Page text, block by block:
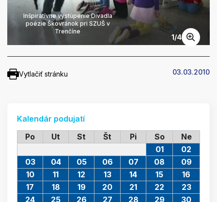
Inšpiratívne vystúpenie Divadla
poézie Škovránok pri SZUŠ v
Trenčíne
1/4
Vytlačiť stránku 03.03.2010
Kalendár podujatí
Po
Ut St Št Pi So Ne
01
02
03
04 05 06 07 08
09
10
11 12 13 14 15
16
17
18 19 20 21 22
23
24
25 26 27 28 29
30